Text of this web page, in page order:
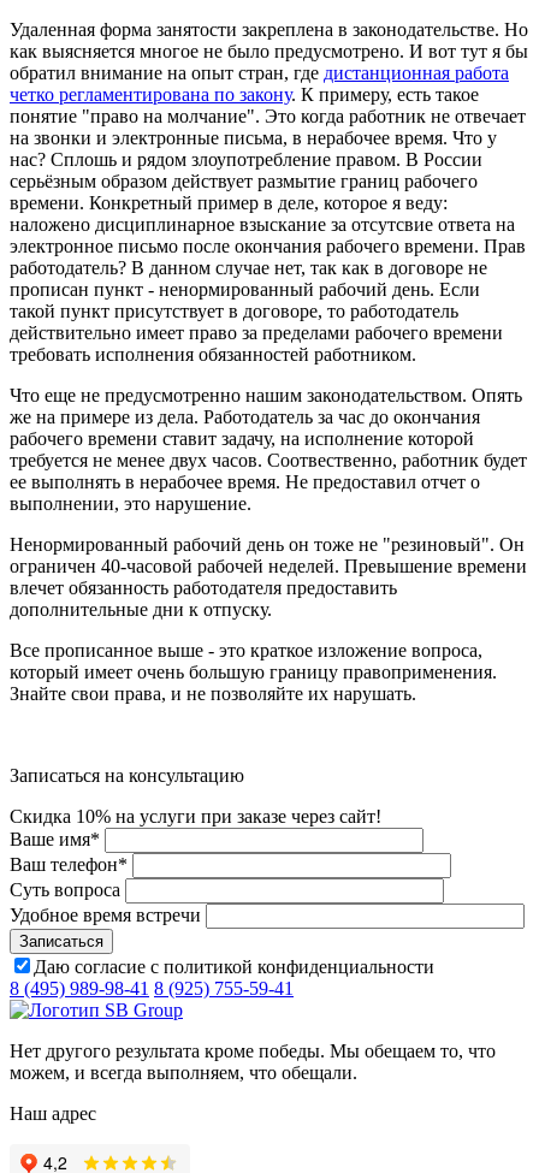
Удаленная форма занятости закреплена в законодательстве. Но
как выясняется многое не было предусмотрено. И вот тут я бы
обратил внимание на опыт стран, где дистанционная работа
четко регламентирована по закону. К примеру, есть такое
понятие "право на молчание". Это когда работник не отвечает
на звонки и электронные письма, в нерабочее время. Что у
нас? Сплошь и рядом злоупотребление правом. В России
серьёзным образом действует размытие границ рабочего
времени. Конкретный пример в деле, которое я веду:
наложено дисциплинарное взыскание за отсутсвие ответа на
электронное письмо после окончания рабочего времени. Прав
работодатель? В данном случае нет, так как в договоре не
прописан пункт - ненормированный рабочий день. Если
такой пункт присутствует в договоре, то работодатель
действительно имеет право за пределами рабочего времени
требовать исполнения обязанностей работником.
Что еще не предусмотренно нашим законодательством. Опять
же на примере из дела. Работодатель за час до окончания
рабочего времени ставит задачу, на исполнение которой
требуется не менее двух часов. Соотвественно, работник будет
ее выполнять в нерабочее время. Не предоставил отчет о
выполнении, это нарушение.
Ненормированный рабочий день он тоже не "резиновый". Он
ограничен 40-часовой рабочей неделей. Превышение времени
влечет обязанность работодателя предоставить
дополнительные дни к отпуску.
Все прописанное выше - это краткое изложение вопроса,
который имеет очень большую границу правоприменения.
Знайте свои права, и не позволяйте их нарушать.
Записаться на консультацию
Скидка 10% на услуги при заказе через сайт!
Ваше имя*
Ваш телефон*
Суть вопроса
Удобное время встречи
Даю согласие с политикой конфиденциальности
8 (495) 989-98-41 8 (925) 755-59-41
Нет другого результата кроме победы. Мы обещаем то, что
можем, и всегда выполняем, что обещали.
Наш адрес